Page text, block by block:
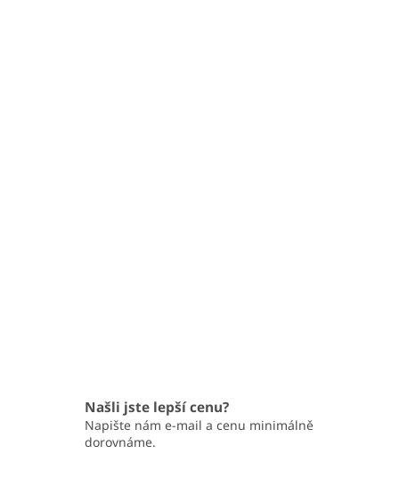
Našli jste lepší cenu?
Napište nám e-mail a cenu minimálně
dorovnáme.